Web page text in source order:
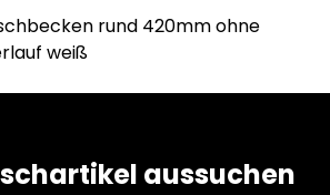
rund 420mm ohne
weiß
aussuchen